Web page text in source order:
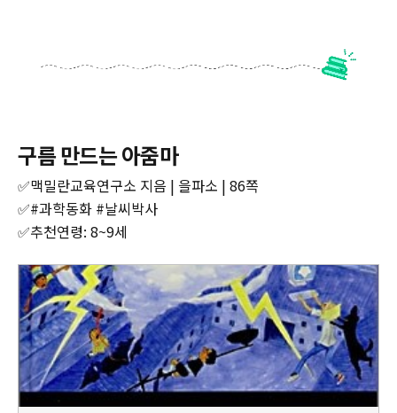
구름 만드는 아줌마
✅맥밀란교육연구소 지음 | 을파소 | 86쪽
✅#과학동화 #날씨박사
✅추천연령: 8~9세